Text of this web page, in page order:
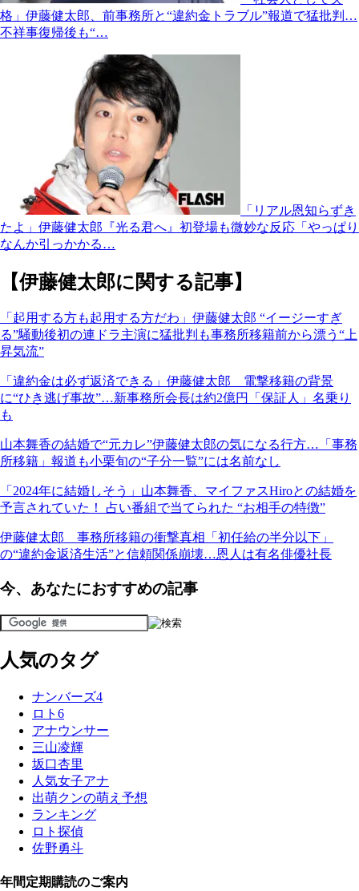
格」伊藤健太郎、前事務所と“違約金トラブル”報道で猛批判…
不祥事復帰後も“…
「リアル恩知らずき
たよ」伊藤健太郎『光る君へ』初登場も微妙な反応「やっぱり
なんか引っかかる…
【伊藤健太郎に関する記事】
「起用する方も起用する方だわ」伊藤健太郎 “イージーすぎ
る”騒動後初の連ドラ主演に猛批判も事務所移籍前から漂う“上
昇気流”
「違約金は必ず返済できる」伊藤健太郎 電撃移籍の背景
に“ひき逃げ事故”…新事務所会長は約2億円「保証人」名乗り
も
山本舞香の結婚で“元カレ”伊藤健太郎の気になる行方…「事務
所移籍」報道も小栗旬の“子分一覧”には名前なし
「2024年に結婚しそう」山本舞香、マイファスHiroとの結婚を
予言されていた！ 占い番組で当てられた “お相手の特徴”
伊藤健太郎 事務所移籍の衝撃真相「初任給の半分以下」
の“違約金返済生活”と信頼関係崩壊…恩人は有名俳優社長
今、あなたにおすすめの記事
人気のタグ
ナンバーズ4
ロト6
アナウンサー
三山凌輝
坂口杏里
人気女子アナ
出萌クンの萌え予想
ランキング
ロト探偵
佐野勇斗
年間定期購読のご案内